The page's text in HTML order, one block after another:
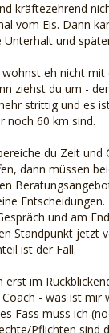
kräftezehrend
vom Eis. Dann
und
eh nicht mit
ziehst du um -
strittig und es
noch 60 km sind.
du Zeit und
dann müssen
Entscheidungen.
und am
Standpunkt jetzt
ist der Fall.
erst im
- was ist mir
Fass muss ich
Pflichten sind